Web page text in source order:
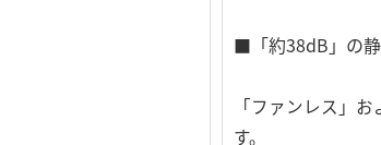
■「約38dB」の静
「ファンレス」
す。